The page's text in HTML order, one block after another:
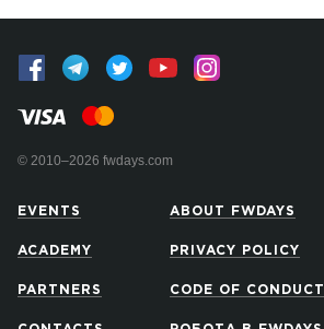
© 2010–2026 fwdays.com
EVENTS
ACADEMY
PARTNERS
ABOUT FWDAYS
PRIVACY POLICY
CODE OF CONDUCT